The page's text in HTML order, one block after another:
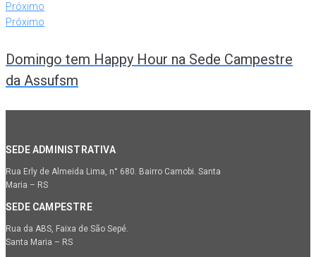
Próximo
Próximo
Domingo tem Happy Hour na Sede Campestre
da Assufsm
SEDE ADMINISTRATIVA
Rua Erly de Almeida Lima, n° 680. Bairro Camobi. Santa
Maria – RS
SEDE CAMPESTRE
Rua da ABS, Faixa de São Sepé.
Santa Maria – RS